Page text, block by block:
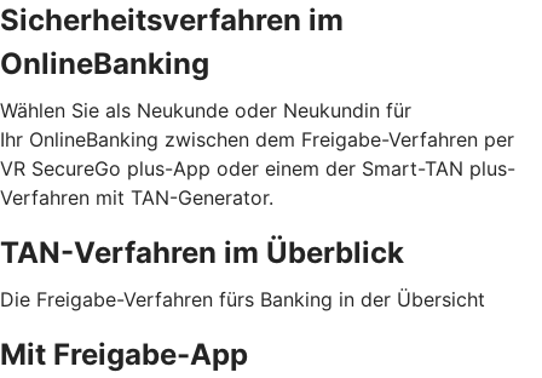
Sicherheitsverfahren im
OnlineBanking
Wählen Sie als Neukunde oder Neukundin für
Ihr OnlineBanking zwischen dem Freigabe-Verfahren per
VR SecureGo plus-App oder einem der Smart-TAN plus-
Verfahren mit TAN-Generator.
TAN-Verfahren im Überblick
Die Freigabe-Verfahren fürs Banking in der Übersicht
Mit Freigabe-App